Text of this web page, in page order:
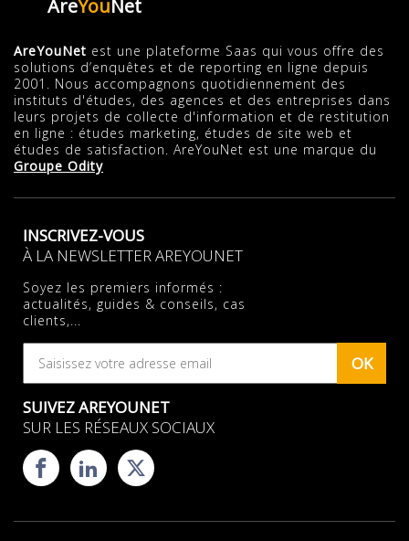
AreYouNet
AreYouNet est une plateforme Saas qui vous offre des
solutions d’enquêtes et de reporting en ligne depuis
2001. Nous accompagnons quotidiennement des
instituts d'études, des agences et des entreprises dans
leurs projets de collecte d'information et de restitution
en ligne : études marketing, études de site web et
études de satisfaction. AreYouNet est une marque du
Groupe Odity
INSCRIVEZ-VOUS
À LA NEWSLETTER AREYOUNET
Soyez les premiers informés :
actualités, guides & conseils, cas
clients,...
OK
SUIVEZ AREYOUNET
SUR LES RÉSEAUX SOCIAUX